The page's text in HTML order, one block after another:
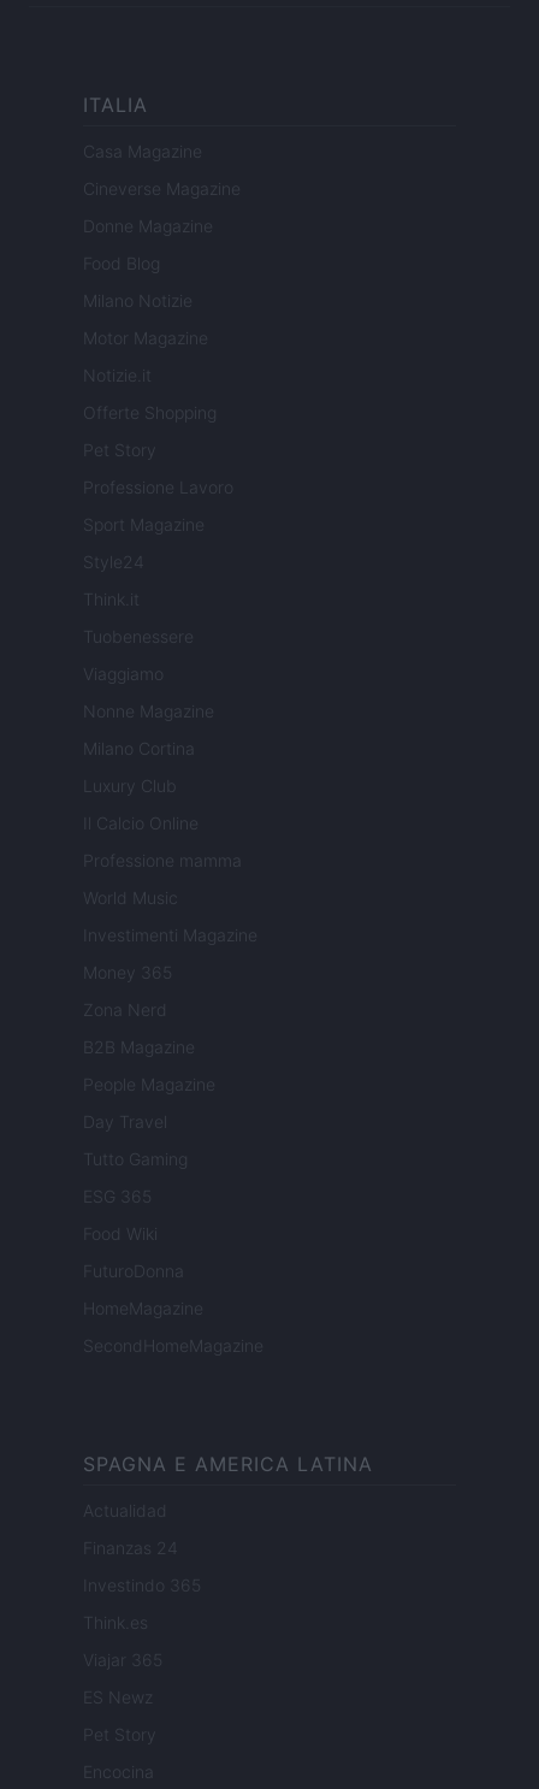
ITALIA
Casa Magazine
Cineverse Magazine
Donne Magazine
Food Blog
Milano Notizie
Motor Magazine
Notizie.it
Offerte Shopping
Pet Story
Professione Lavoro
Sport Magazine
Style24
Think.it
Tuobenessere
Viaggiamo
Nonne Magazine
Milano Cortina
Luxury Club
Il Calcio Online
Professione mamma
World Music
Investimenti Magazine
Money 365
Zona Nerd
B2B Magazine
People Magazine
Day Travel
Tutto Gaming
ESG 365
Food Wiki
FuturoDonna
HomeMagazine
SecondHomeMagazine
SPAGNA E AMERICA LATINA
Actualidad
Finanzas 24
Investindo 365
Think.es
Viajar 365
ES Newz
Pet Story
Encocina